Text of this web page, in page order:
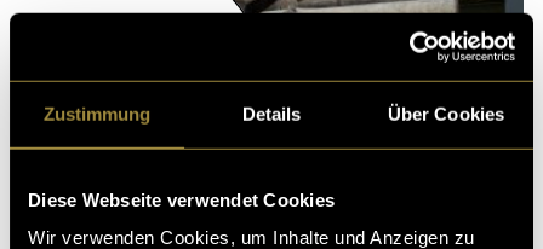
Zustimmung Details Über Cookies
Diese Webseite verwendet Cookies
Wir verwenden Cookies, um Inhalte und Anzeigen zu